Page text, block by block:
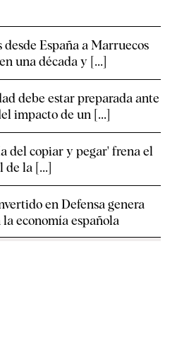
desde España a Marruecos
una década y [...]
debe estar preparada ante
impacto de un [...]
del copiar y pegar' frena el
de la [...]
en Defensa genera
la economía española